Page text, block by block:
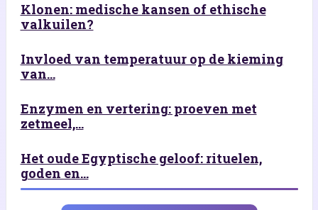
Klonen: medische kansen of ethische
valkuilen?
Invloed van temperatuur op de kieming
van...
Enzymen en vertering: proeven met
zetmeel,...
Het oude Egyptische geloof: rituelen,
goden en...